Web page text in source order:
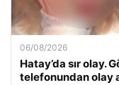
06/08/2026
Hatay’da sır olay.
telefonundan olay